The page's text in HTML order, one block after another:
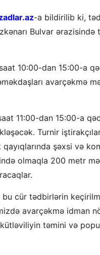
-a bildirilib ki,
Bulvar ərazisində
10:00-dan 15:00-a
avarçəkmə
11:00-dan 15:00-a
Turnir
şəxsi və
olmaqla 200 metr
bu cür tədbirlərin
avarçəkmə idman
təmini və